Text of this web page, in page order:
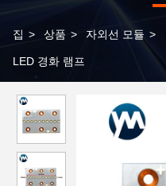
집 > 상품 > 자외선 모듈 >
LED 경화 램프